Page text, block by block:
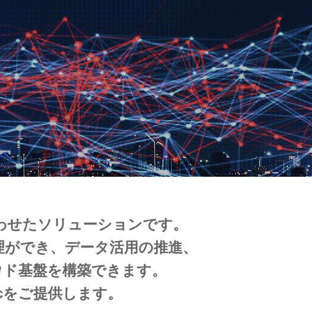
たソリューションです。
でき、データ活用の推進、
基盤を構築できます。
ご提供します。